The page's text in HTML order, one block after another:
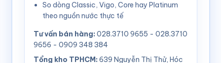
So dòng Classic, Vigo, Core hay Platinum
theo nguồn nước thực tế
Tư vấn bán hàng: 028.3710 9655 - 028.3710
9656 - 0909 348 384
Tổng kho TPHCM: 639 Nguyễn Thị Thử, Hóc